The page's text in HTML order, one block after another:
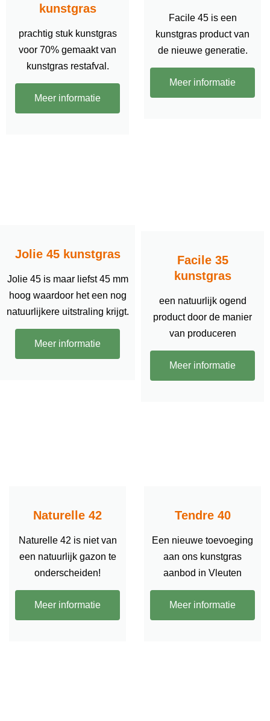
kunstgras
prachtig stuk kunstgras
voor 70% gemaakt van
kunstgras restafval.
Meer informatie
Facile 45 is een
kunstgras product van
de nieuwe generatie.
Meer informatie
Jolie 45 kunstgras
Jolie 45 is maar liefst 45 mm
hoog waardoor het een nog
natuurlijkere uitstraling krijgt.
Meer informatie
Facile 35
kunstgras
een natuurlijk ogend
product door de manier
van produceren
Meer informatie
Naturelle 42
Naturelle 42 is niet van
een natuurlijk gazon te
onderscheiden!
Meer informatie
Tendre 40
Een nieuwe toevoeging
aan ons kunstgras
aanbod in Vleuten
Meer informatie